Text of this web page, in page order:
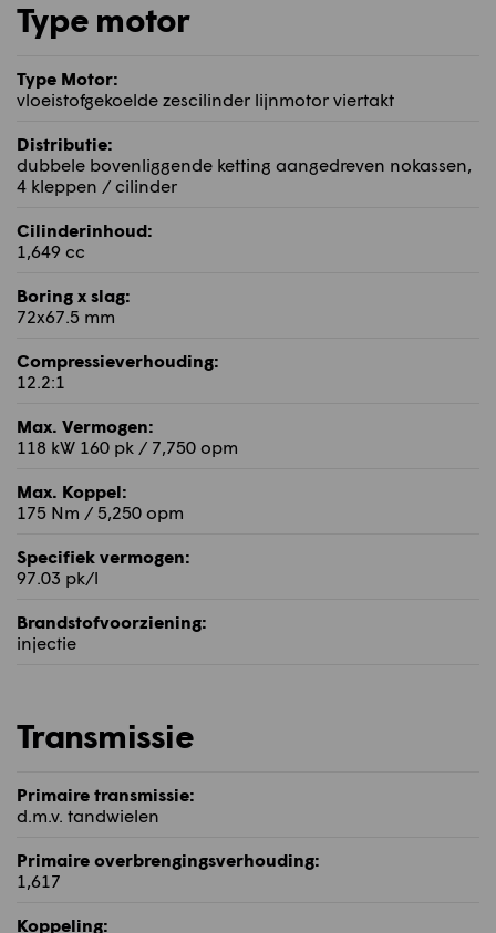
Type motor
Type Motor:
vloeistofgekoelde zescilinder lijnmotor viertakt
Distributie:
dubbele bovenliggende ketting aangedreven nokassen,
4 kleppen / cilinder
Cilinderinhoud:
1,649 cc
Boring x slag:
72x67.5 mm
Compressieverhouding:
12.2:1
Max. Vermogen:
118 kW 160 pk / 7,750 opm
Max. Koppel:
175 Nm / 5,250 opm
Specifiek vermogen:
97.03 pk/l
Brandstofvoorziening:
injectie
Transmissie
Primaire transmissie:
d.m.v. tandwielen
Primaire overbrengingsverhouding:
1,617
Koppeling: